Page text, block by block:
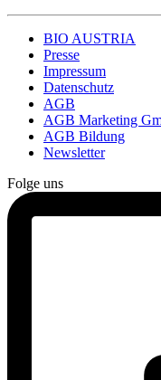
BIO AUSTRIA
Presse
Impressum
Datenschutz
AGB
AGB Marketing
AGB Bildung
Newsletter
Folge uns